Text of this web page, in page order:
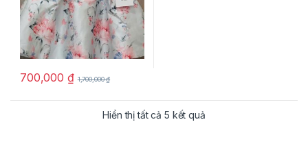
700,000 ₫ 1,700,000₫
Hiển thị tất cả 5 kết quả